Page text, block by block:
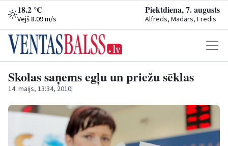
18.2 °C
Vējš 8.09 m/s
Piektdiena, 7. augusts
Alfrēds, Madars, Fredis
Skolas saņems egļu un priežu sēklas
14. maijs, 13:34, 2010|